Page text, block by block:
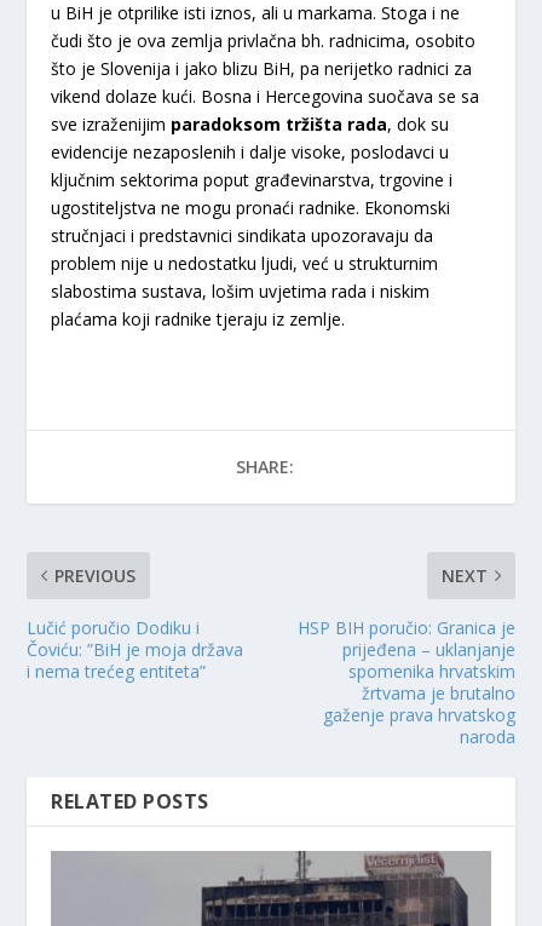
u BiH je otprilike isti iznos, ali u markama. Stoga i ne
čudi što je ova zemlja privlačna bh. radnicima, osobito
što je Slovenija i jako blizu BiH, pa nerijetko radnici za
vikend dolaze kući. Bosna i Hercegovina suočava se sa
sve izraženijim paradoksom tržišta rada, dok su
evidencije nezaposlenih i dalje visoke, poslodavci u
ključnim sektorima poput građevinarstva, trgovine i
ugostiteljstva ne mogu pronaći radnike. Ekonomski
stručnjaci i predstavnici sindikata upozoravaju da
problem nije u nedostatku ljudi, već u strukturnim
slabostima sustava, lošim uvjetima rada i niskim
plaćama koji radnike tjeraju iz zemlje.
SHARE:
PREVIOUS
Lučić poručio Dodiku i
Čoviću: ”BiH je moja država
i nema trećeg entiteta”
NEXT
HSP BIH poručio: Granica je
prijeđena – uklanjanje
spomenika hrvatskim
žrtvama je brutalno
gaženje prava hrvatskog
naroda
RELATED POSTS